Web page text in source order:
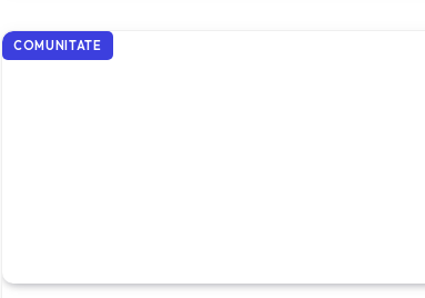
COMUNITATE